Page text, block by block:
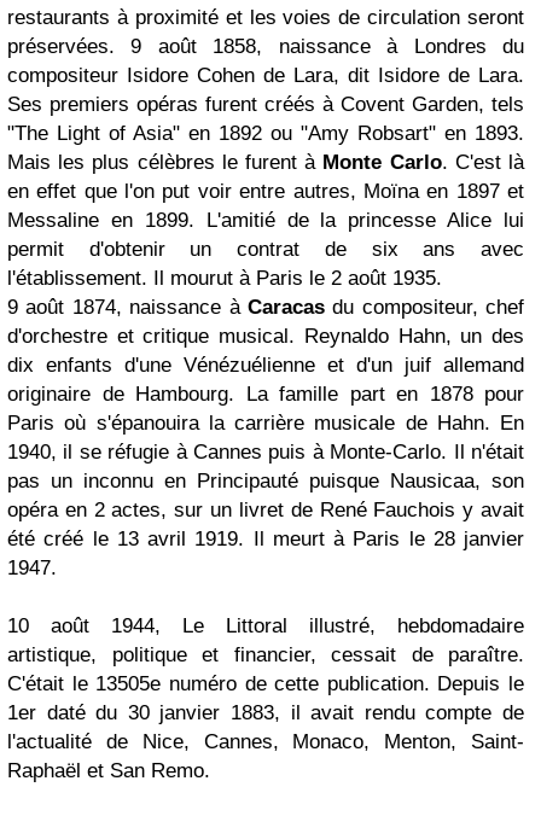
restaurants à proximité et les voies de circulation seront
préservées. 9 août 1858, naissance à Londres du
compositeur Isidore Cohen de Lara, dit Isidore de Lara.
Ses premiers opéras furent créés à Covent Garden, tels
"The Light of Asia" en 1892 ou "Amy Robsart" en 1893.
Mais les plus célèbres le furent à Monte Carlo. C'est là
en effet que l'on put voir entre autres, Moïna en 1897 et
Messaline en 1899. L'amitié de la princesse Alice lui
permit d'obtenir un contrat de six ans avec
l'établissement. Il mourut à Paris le 2 août 1935.
9 août 1874, naissance à Caracasdu compositeur, chef
d'orchestre et critique musical. Reynaldo Hahn, un des
dix enfants d'une Vénézuélienne et d'un juif allemand
originaire de Hambourg. La famille part en 1878 pour
Paris où s'épanouira la carrière musicale de Hahn. En
1940, il se réfugie à Cannes puis à Monte-Carlo. Il n'était
pas un inconnu en Principauté puisque Nausicaa, son
opéra en 2 actes, sur un livret de René Fauchois y avait
été créé le 13 avril 1919. Il meurt à Paris le 28 janvier
1947.
10 août 1944, Le Littoral illustré, hebdomadaire
artistique, politique et financier, cessait de paraître.
C'était le 13505e numéro de cette publication. Depuis le
1er daté du 30 janvier 1883, il avait rendu compte de
l'actualité de Nice, Cannes, Monaco, Menton, Saint-
Raphaël et San Remo.